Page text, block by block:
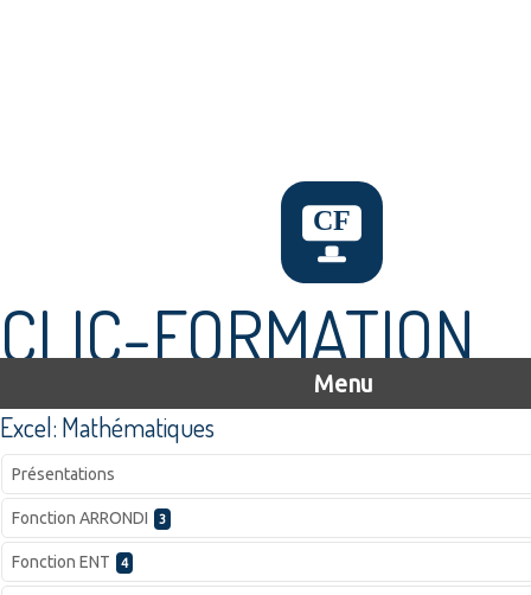
CLIC-FORMATION
Menu
Excel: Mathématiques
Présentations
Fonction ARRONDI 3
Fonction ENT 4